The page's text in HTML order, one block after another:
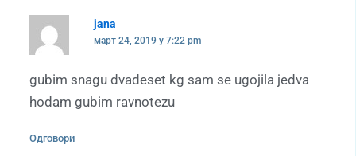
jana
март 24, 2019 у 7:22 pm
gubim snagu dvadeset kg sam se ugojila jedva
hodam gubim ravnotezu
Одговори